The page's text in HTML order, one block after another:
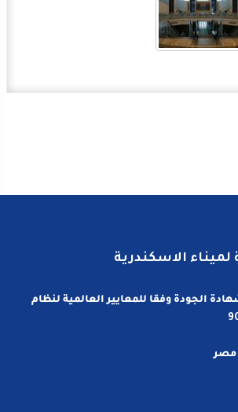
لميناء الاسكندرية
الجودة وفقا للمعايير العالمية لنظام
مصر